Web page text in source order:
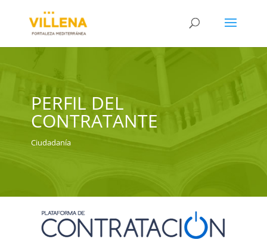
PERFIL DEL
CONTRATANTE
Ciudadanía